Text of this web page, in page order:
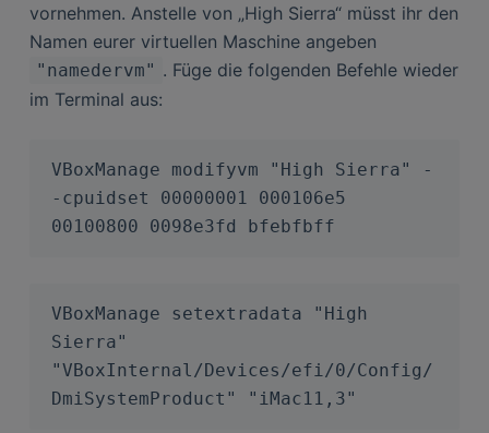
vornehmen. Anstelle von „High Sierra“ müsst ihr den
Namen eurer virtuellen Maschine angeben
"namedervm" . Füge die folgenden Befehle wieder
im Terminal aus:
VBoxManage modifyvm "High Sierra" -
-cpuidset 00000001 000106e5
00100800 0098e3fd bfebfbff
VBoxManage setextradata "High
Sierra"
"VBoxInternal/Devices/efi/0/Config/
DmiSystemProduct" "iMac11,3"